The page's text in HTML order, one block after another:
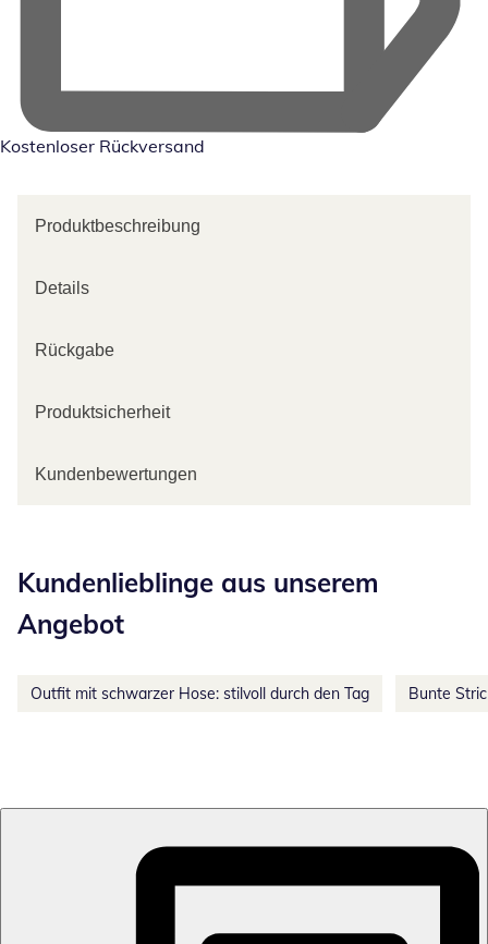
Kostenloser Rückversand
Produktbeschreibung
Details
Rückgabe
Produktsicherheit
Kundenbewertungen
Kundenlieblinge aus unserem
Angebot
Outfit mit schwarzer Hose: stilvoll durch den Tag Bunte